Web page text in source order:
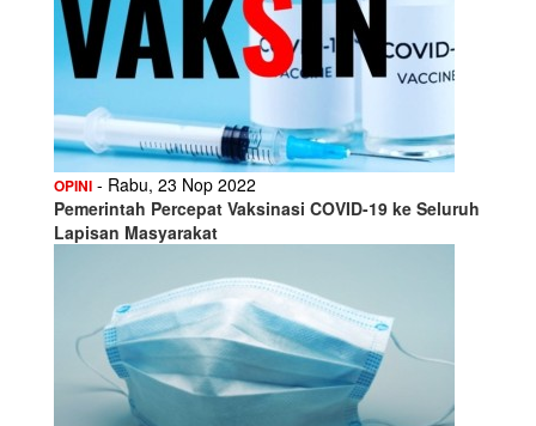
OPINI - Rabu, 23 Nop 2022
Pemerintah Percepat Vaksinasi COVID-19 ke Seluruh
Lapisan Masyarakat